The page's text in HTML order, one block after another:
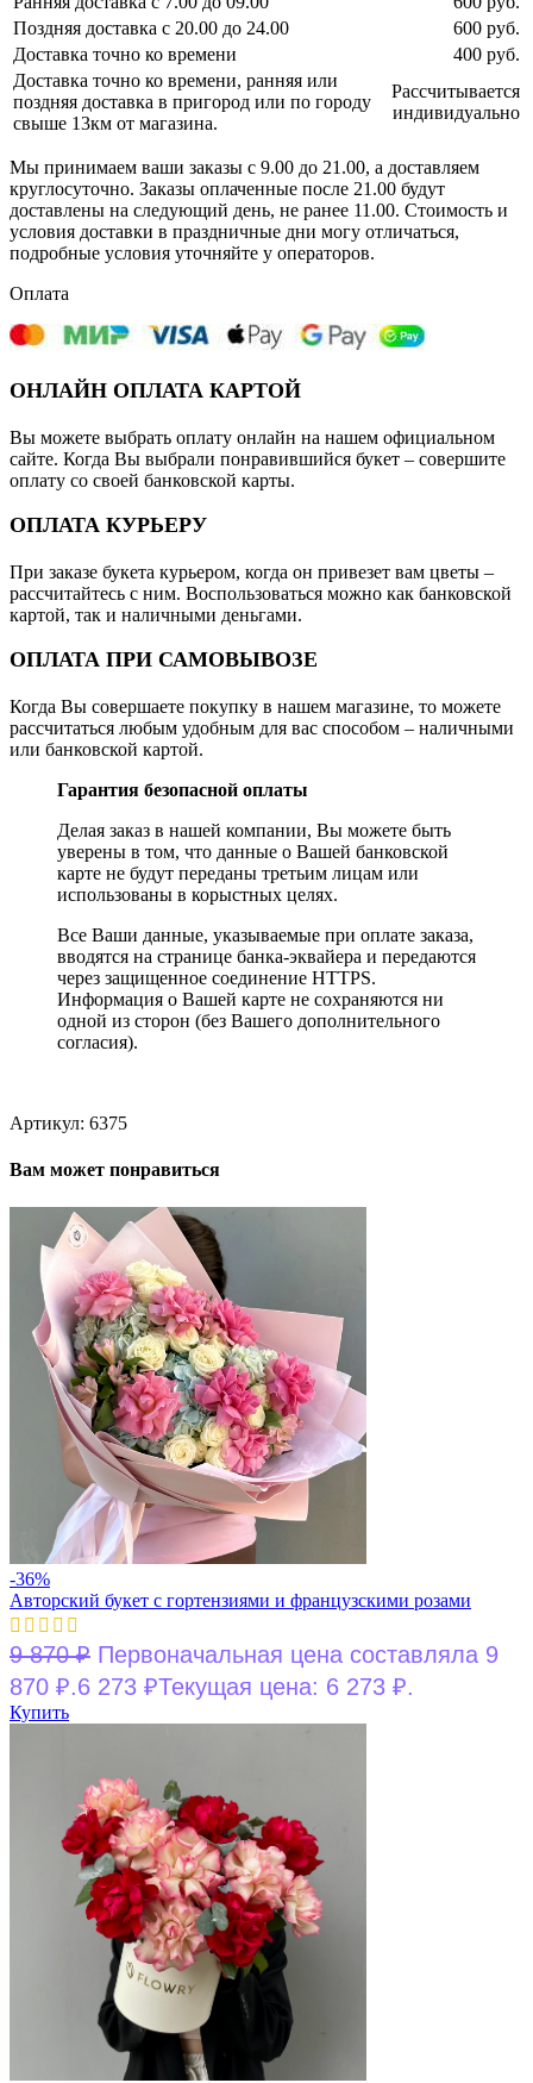
Поздняя доставка с 20.00 до 24.00
600 руб.
Доставка точно ко времени
400 руб.
Доставка точно ко времени, ранняя или
поздняя доставка в пригород или по городу
свыше 13км от магазина.
Рассчитывается
индивидуально
Мы принимаем ваши заказы с 9.00 до 21.00, а доставляем
круглосуточно. Заказы оплаченные после 21.00 будут
доставлены на следующий день, не ранее 11.00. Стоимость и
условия доставки в праздничные дни могу отличаться,
подробные условия уточняйте у операторов.
Оплата
ОНЛАЙН ОПЛАТА КАРТОЙ
Вы можете выбрать оплату онлайн на нашем официальном
сайте. Когда Вы выбрали понравившийся букет – совершите
оплату со своей банковской карты.
ОПЛАТА КУРЬЕРУ
При заказе букета курьером, когда он привезет вам цветы –
рассчитайтесь с ним. Воспользоваться можно как банковской
картой, так и наличными деньгами.
ОПЛАТА ПРИ САМОВЫВОЗЕ
Когда Вы совершаете покупку в нашем магазине, то можете
рассчитаться любым удобным для вас способом – наличными
или банковской картой.
Гарантия безопасной оплаты
Делая заказ в нашей компании, Вы можете быть
уверены в том, что данные о Вашей банковской
карте не будут переданы третьим лицам или
использованы в корыстных целях.
Все Ваши данные, указываемые при оплате заказа,
вводятся на странице банка-эквайера и передаются
через защищенное соединение HTTPS.
Информация о Вашей карте не сохраняются ни
одной из сторон (без Вашего дополнительного
согласия).
Артикул: 6375
Вам может понравиться
-36%
Авторский букет с гортензиями и французскими розами
9 870₽ Первоначальная цена составляла 9
870 ₽.6 273 ₽Текущая цена: 6 273 ₽.
Купить